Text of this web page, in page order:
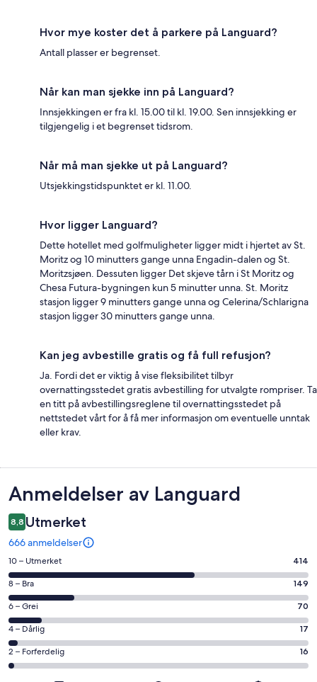
Hvor mye koster det å parkere på Languard?
Antall plasser er begrenset.
Når kan man sjekke inn på Languard?
Innsjekkingen er fra kl. 15.00 til kl. 19.00. Sen innsjekking er
tilgjengelig i et begrenset tidsrom.
Når må man sjekke ut på Languard?
Utsjekkingstidspunktet er kl. 11.00.
Hvor ligger Languard?
Dette hotellet med golfmuligheter ligger midt i hjertet av St.
Moritz og 10 minutters gange unna Engadin-dalen og St.
Moritzsjøen. Dessuten ligger Det skjeve tårn i St Moritz og
Chesa Futura-bygningen kun 5 minutter unna. St. Moritz
stasjon ligger 9 minutters gange unna og Celerina/Schlarigna
stasjon ligger 30 minutters gange unna.
Kan jeg avbestille gratis og få full refusjon?
Ja. Fordi det er viktig å vise fleksibilitet tilbyr
overnattingsstedet gratis avbestilling for utvalgte rompriser. Ta
en titt på avbestillingsreglene til overnattingsstedet på
nettstedet vårt for å få mer informasjon om eventuelle unntak
eller krav.
Anmeldelser
Anmeldelser av Languard
8,8 Utmerket
666 anmeldelser
Rangering
på
10
−
Utmerket.
414
av
totalt
10 – Utmerket 414
Rangering
på
8
−
Bra.
149
av
8 – Bra 149
Rangering
på
6
−
Grei.
6 – Grei 70
Rangering
på
4
4 – Dårlig 17
Rangering
på
2 – Forferdelig 16